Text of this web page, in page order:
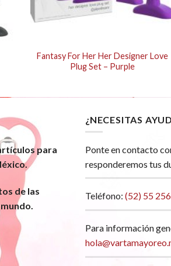
Fantasy For Her Her Designer Love
Plug Set – Purple
para
de las
¿NECESITAS
Ponte en contacto
responderemos tus
Teléfono: (52) 55
Para información